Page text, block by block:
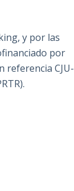
y por las
por
referencia CJU-